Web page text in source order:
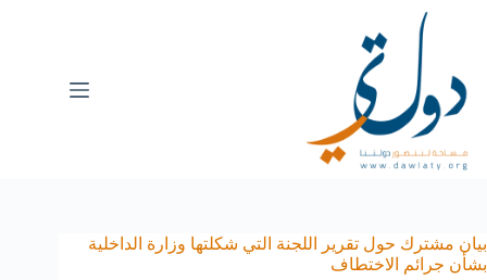
بيان مشترك حول تقرير اللجنة التي شكلتها وزارة الداخلية
بشأن جرائم الاختطاف